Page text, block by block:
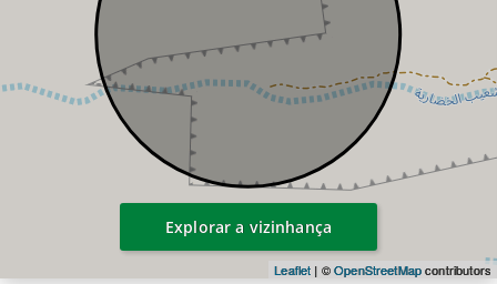
Leaflet | ©OpenStreetMapcontributors
Explorar a vizinhança